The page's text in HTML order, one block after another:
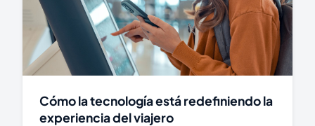
Cómo la tecnología está redefiniendo la
experiencia del viajero